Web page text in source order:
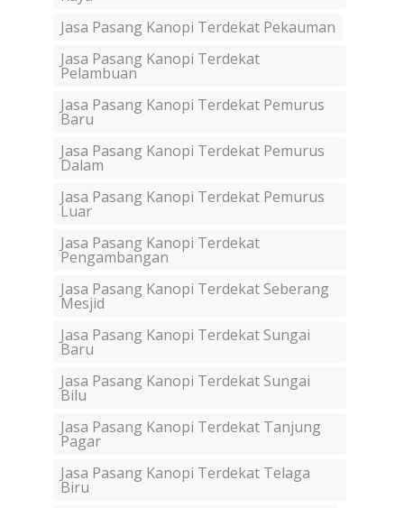
Jasa Pasang Kanopi Terdekat Pekauman
Jasa Pasang Kanopi Terdekat
Pelambuan
Jasa Pasang Kanopi Terdekat Pemurus
Baru
Jasa Pasang Kanopi Terdekat Pemurus
Dalam
Jasa Pasang Kanopi Terdekat Pemurus
Luar
Jasa Pasang Kanopi Terdekat
Pengambangan
Jasa Pasang Kanopi Terdekat Seberang
Mesjid
Jasa Pasang Kanopi Terdekat Sungai
Baru
Jasa Pasang Kanopi Terdekat Sungai
Bilu
Jasa Pasang Kanopi Terdekat Tanjung
Pagar
Jasa Pasang Kanopi Terdekat Telaga
Biru